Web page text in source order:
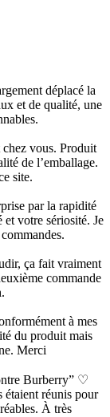
déplacé la
et de qualité, une
chez vous. Produit
de l’emballage.
site.
par la rapidité
votre sériosité. Je
ça fait vraiment
commande
à mes
du produit mais
Merci
Burberry” ♡
réunis pour
À très